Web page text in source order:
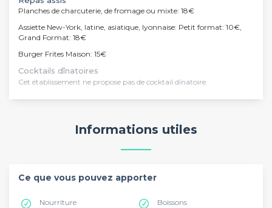
Planches de charcuterie, de fromage ou mixte: 18€
Assiette New-York, latine, asiatique, lyonnaise: Petit format: 10€,
Grand Format: 18€
Burger Frites Maison: 15€
Cocktails dînatoires
Cet établissement ne propose pas de cocktail dînatoire
Informations utiles
Ce que vous pouvez apporter
Nourriture Boissons